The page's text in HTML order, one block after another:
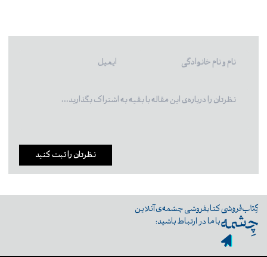
نظرتان را ثبت کنید
کتابفروشی چشمه‌ی آنلاین
با ما در ارتباط باشید: